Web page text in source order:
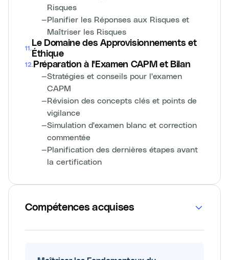
Risques
—Planifier les Réponses aux Risques et
Maîtriser les Risques
11 .
Le Domaine des Approvisionnements et
Éthique
12. Préparation à l'Examen CAPM et Bilan
—Stratégies et conseils pour l'examen
CAPM
—Révision des concepts clés et points de
vigilance
—Simulation d'examen blanc et correction
commentée
—Planification des dernières étapes avant
la certification
Compétences acquises